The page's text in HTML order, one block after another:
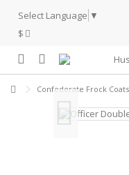
Select Language ▼
$
Confederate Frock Coats